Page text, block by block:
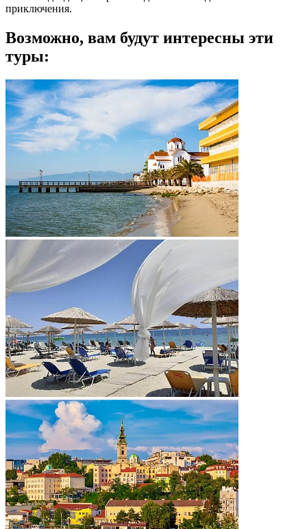
приключения.
Возможно, вам будут интересны эти
туры: